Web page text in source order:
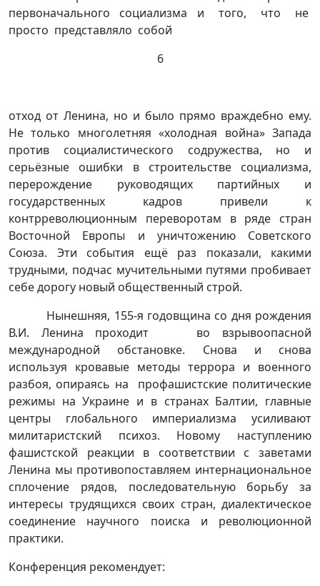
первоначального социализма и того, что не
просто представляло собой
6
отход от Ленина, но и было прямо враждебно ему.
Не только многолетняя «холодная война» Запада
против социалистического содружества, но и
серьёзные ошибки в строительстве социализма,
перерождение руководящих партийных и
государственных кадров привели к
контрреволюционным переворотам в ряде стран
Восточной Европы и уничтожению Советского
Союза. Эти события ещё раз показали, какими
трудными, подчас мучительными путями пробивает
себе дорогу новый общественный строй.
Нынешняя, 155-я годовщина со дня рождения
В.И. Ленина проходит во взрывоопасной
международной обстановке. Снова и снова
используя кровавые методы террора и военного
разбоя, опираясь на профашистские политические
режимы на Украине и в странах Балтии, главные
центры глобального империализма усиливают
милитаристский психоз. Новому наступлению
фашистской реакции в соответствии с заветами
Ленина мы противопоставляем интернациональное
сплочение рядов, последовательную борьбу за
интересы трудящихся своих стран, диалектическое
соединение научного поиска и революционной
практики.
Конференция рекомендует: